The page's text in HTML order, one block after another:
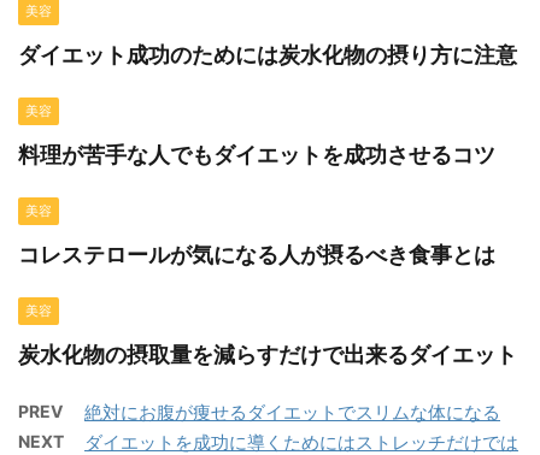
美容
ダイエット成功のためには炭水化物の摂り方に注意
美容
料理が苦手な人でもダイエットを成功させるコツ
美容
コレステロールが気になる人が摂るべき食事とは
美容
炭水化物の摂取量を減らすだけで出来るダイエット
PREV 絶対にお腹が痩せるダイエットでスリムな体になる
NEXT
ダイエットを成功に導くためにはストレッチだけでは